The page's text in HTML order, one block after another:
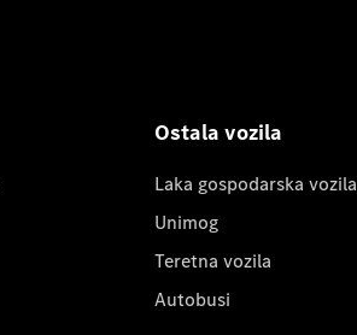
Ostala vozila
Laka gospodarska vozila
Unimog
Teretna vozila
Autobusi